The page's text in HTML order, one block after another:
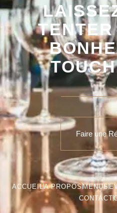
Faire une
ACCUEILA PROPOSMENUS
CONTACT